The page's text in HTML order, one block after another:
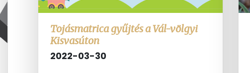
Tojásmatrica gyűjtés a Vál-völgyi
Kisvasúton
2022-03-30